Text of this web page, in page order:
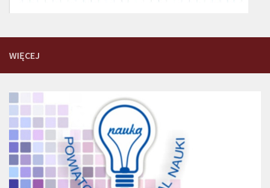
WIĘCEJ